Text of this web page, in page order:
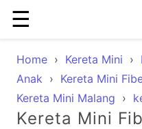
☰
Home › Kereta Mini ›
Anak › Kereta Mini
Kereta Mini Malang ›
Kereta Mini